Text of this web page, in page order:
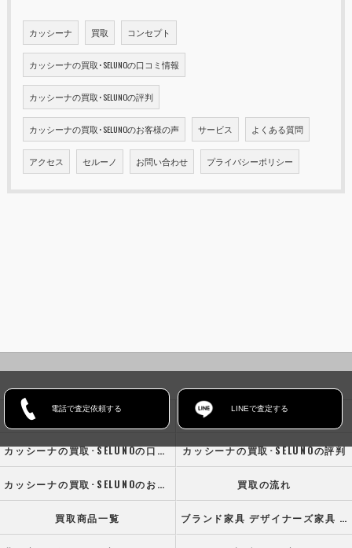
カッシーナ 買取 コンセプト
カッシーナの買取･SELUNOの口コミ情報
カッシーナの買取･SELUNOの評判
カッシーナの買取･SELUNOのお客様の声 サービス よくある質問
アクセス セルーノ お問い合わせ プライバシーポリシー
電話で査定依頼する LINEで査定する
ホーム コンセプト
カッシーナの買取･SELUNOの口コミ情報 カッシーナの買取･SELUNOの評判
カッシーナの買取･SELUNOのお客様の声 買取の流れ
買取商品一覧 ブランド家具 デザイナーズ家具 高級オフィス家具